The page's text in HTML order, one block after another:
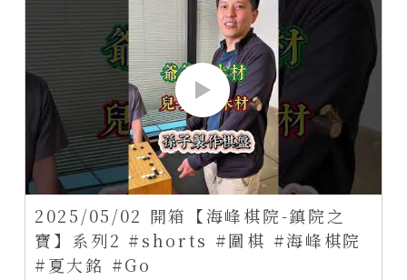
2025/05/02 開箱【海峰棋院-鎮院之
寶】系列2 #shorts #圍棋 #海峰棋院
#夏大銘 #Go